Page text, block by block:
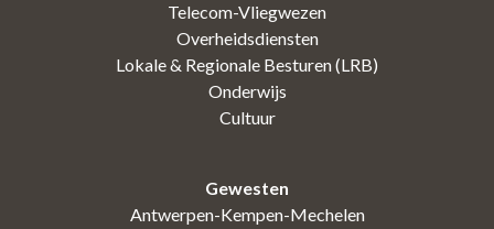
Telecom-Vliegwezen
Overheidsdiensten
Lokale & Regionale Besturen (LRB)
Onderwijs
Cultuur
Gewesten
Antwerpen-Kempen-Mechelen